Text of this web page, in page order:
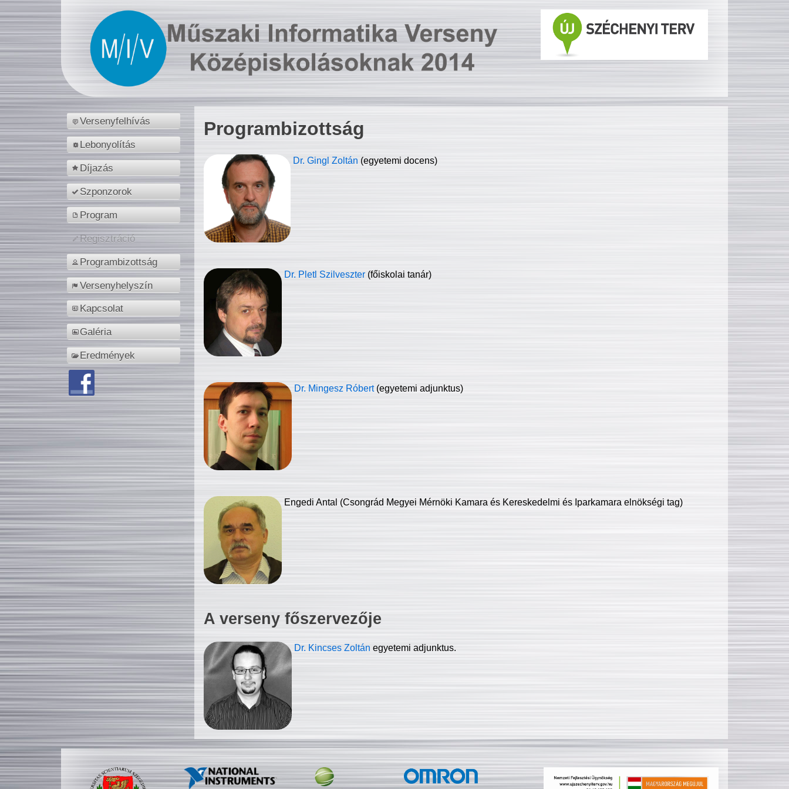
Versenyfelhívás
Lebonyolítás
Díjazás
Szponzorok
Program
Regisztráció
Programbizottság
Versenyhelyszín
Kapcsolat
Galéria
Eredmények
Programbizottság
Dr. Gingl Zoltán (egyetemi docens)
Dr. Pletl Szilveszter (főiskolai tanár)
Dr. Mingesz Róbert (egyetemi adjunktus)
Engedi Antal (Csongrád Megyei Mérnöki Kamara és Kereskedelmi és Iparkamara elnökségi tag)
A verseny főszervezője
Dr. Kincses Zoltán egyetemi adjunktus.